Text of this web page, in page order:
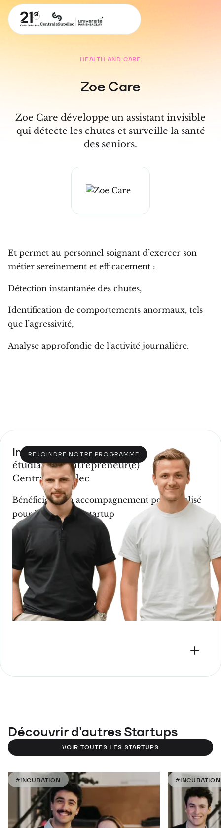
HEALTH AND CARE
Zoe Care
Zoe Care développe un assistant invisible
qui détecte les chutes et surveille la santé
des seniors.
Et permet au personnel soignant d’exercer son
métier sereinement et efficacement :
Détection instantanée des chutes,
Identification de comportements anormaux, tels
que l’agressivité,
Analyse approfondie de l’activité journalière.
Incubation
étudiant(e)-entrepreneur(e)
CentraleSupélec
Bénéficiez d'un accompagnement personnalisé
pour lancer votre startup
REJOINDRE NOTRE PROGRAMME
Découvrir d'autres Startups
VOIR TOUTES LES STARTUPS
#INCUBATION #INCUBATION